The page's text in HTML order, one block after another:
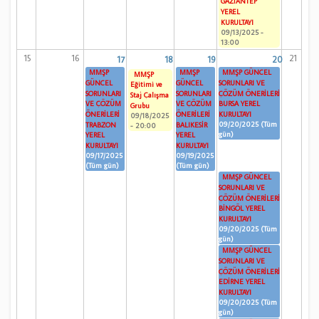
YEREL
KURULTAYI
09/13/2025 -
13:00
15 16 17 18 19 20 21
MMŞP
GÜNCEL
SORUNLARI
VE ÇÖZÜM
ÖNERİLERİ
TRABZON
YEREL
KURULTAYI
09/17/2025
(Tüm gün)
MMŞP
Eğitimi ve
Staj Çalışma
Grubu
09/18/2025
- 20:00
MMŞP
GÜNCEL
SORUNLARI
VE ÇÖZÜM
ÖNERİLERİ
BALIKESİR
YEREL
KURULTAYI
09/19/2025
(Tüm gün)
MMŞP GÜNCEL
SORUNLARI VE
ÇÖZÜM ÖNERİLERİ
BURSA YEREL
KURULTAYI
09/20/2025 (Tüm
gün)
MMŞP GÜNCEL
SORUNLARI VE
ÇÖZÜM ÖNERİLERİ
BİNGÖL YEREL
KURULTAYI
09/20/2025 (Tüm
gün)
MMŞP GÜNCEL
SORUNLARI VE
ÇÖZÜM ÖNERİLERİ
EDİRNE YEREL
KURULTAYI
09/20/2025 (Tüm
gün)